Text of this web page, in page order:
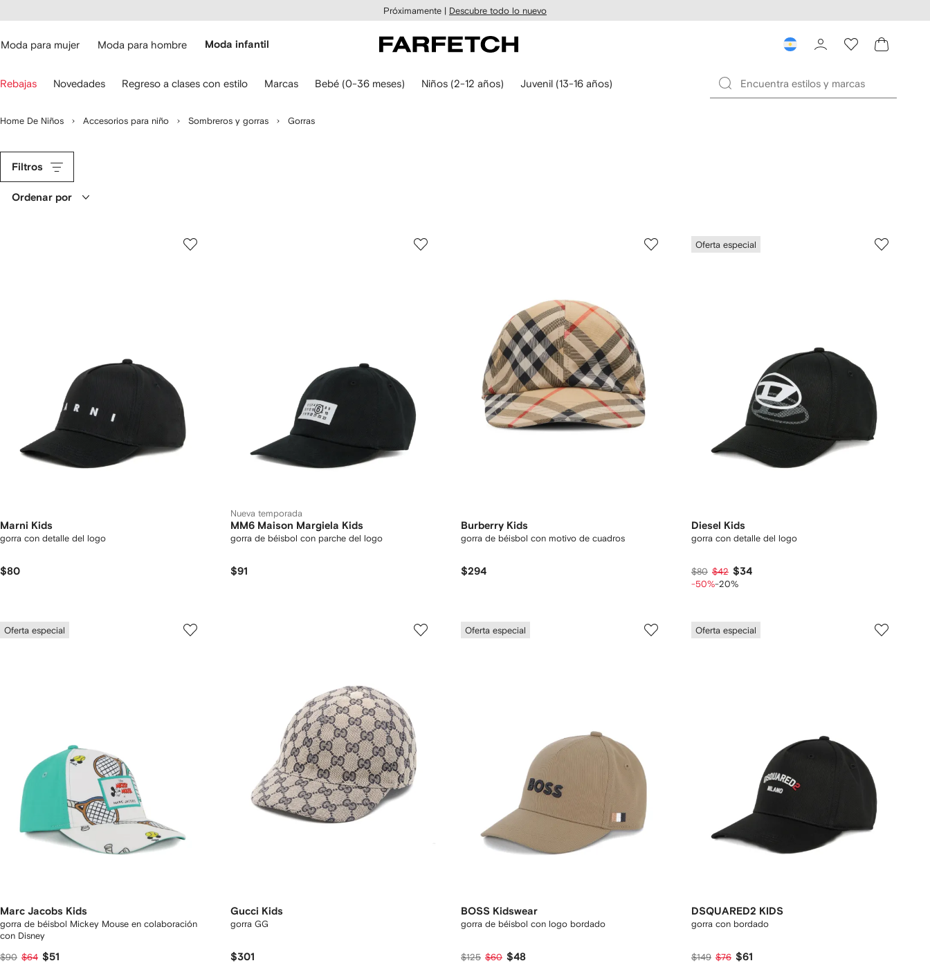
Próximamente | Descubre todo lo nuevo
Moda para mujer Moda para hombre Moda infantil
Rebajas Novedades Regreso a clases con estilo Marcas Bebé (0-36 meses) Niños (2-12 años) Juvenil (13-16 años)
Home De Niños Accesorios para niño Sombreros y gorras Gorras
Filtros
Ordenar por
Marni Kids
gorra con detalle del logo
$80
Nueva temporada
MM6 Maison Margiela Kids
gorra de béisbol con parche del logo
$91
Burberry Kids
gorra de béisbol con motivo de cuadros
$294
Oferta especial
Diesel Kids
gorra con detalle del logo
$80 $42 $34
-50%-20%
Oferta especial
Marc Jacobs Kids
gorra de béisbol Mickey Mouse en colaboración
con Disney
$90 $64 $51
Gucci Kids
gorra GG
$301
Oferta especial
BOSS Kidswear
gorra de béisbol con logo bordado
$125 $60 $48
Oferta especial
DSQUARED2 KIDS
gorra con bordado
$149 $76 $61